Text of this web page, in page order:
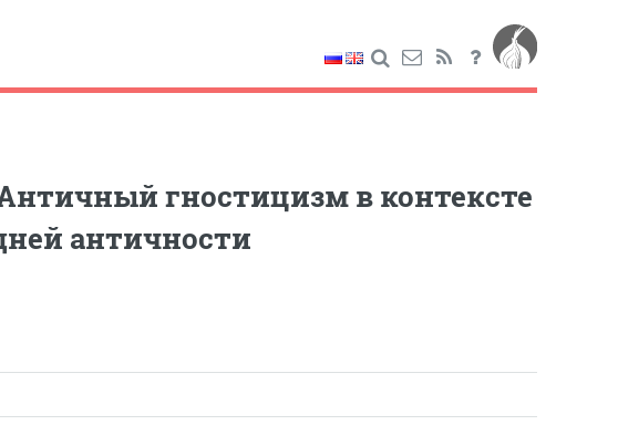
гностицизм в контексте
античности